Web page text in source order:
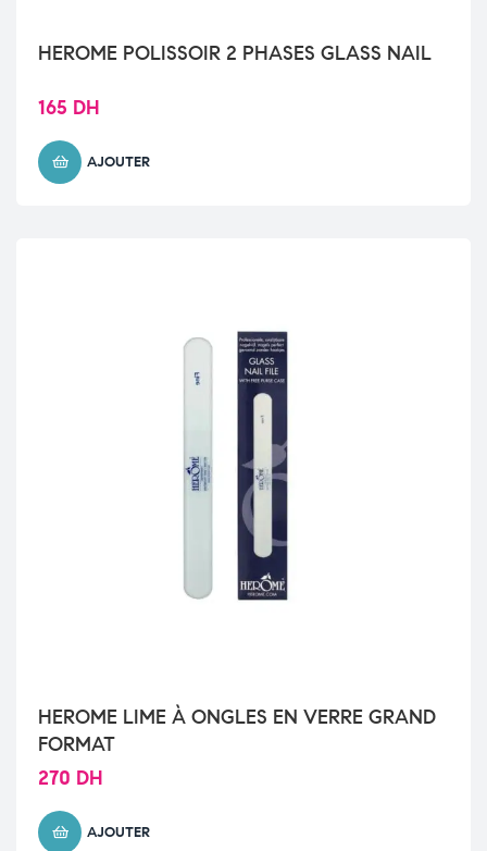
HEROME POLISSOIR 2 PHASES GLASS NAIL
165 DH
AJOUTER
HEROME LIME À ONGLES EN VERRE GRAND
FORMAT
270 DH
AJOUTER